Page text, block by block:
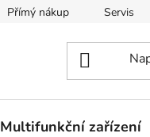
Přímý nákup Servis
Multifunkční zařízení